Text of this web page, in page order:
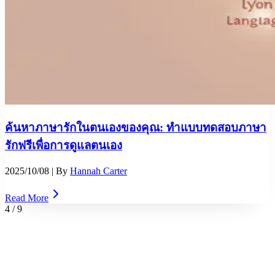
ค้นหาภาษารักในตนเองของคุณ: ทำแบบทดสอบภาษา
รักฟรีเพื่อการดูแลตนเอง
2025/10/08 | By Hannah Carter
Read More
4 /9